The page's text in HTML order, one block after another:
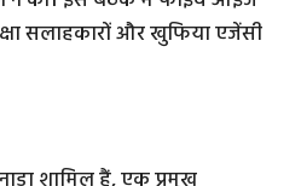
सलाहकारों और खुफिया एजेंसी